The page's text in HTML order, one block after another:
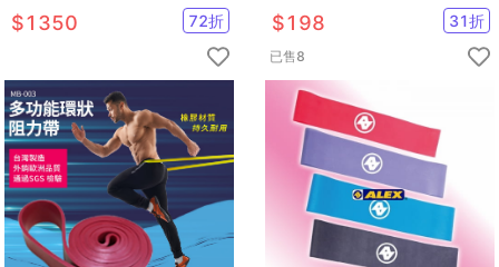
$1350 72折
阻力圈 環狀瑜珈圈 翹臀圈 瑜珈
帶 健身帶美臀
$198 31折
已售8